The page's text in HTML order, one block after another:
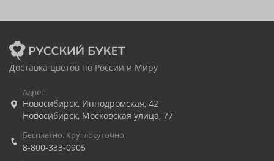
Доставка цветов по России и Миру
Адрес
Новосибирск, Ипподромская, 42
Новосибирск, Московская улица, 77
Бесплатно. Круглосуточно
8-800-333-0905